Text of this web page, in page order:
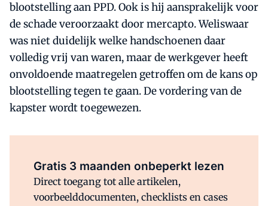
blootstelling aan PPD. Ook is hij aansprakelijk voor
de schade veroorzaakt door mercapto. Weliswaar
was niet duidelijk welke handschoenen daar
volledig vrij van waren, maar de werkgever heeft
onvoldoende maatregelen getroffen om de kans op
blootstelling tegen te gaan. De vordering van de
kapster wordt toegewezen.
Gratis 3 maanden onbeperkt lezen
Direct toegang tot alle artikelen,
voorbeelddocumenten, checklists en cases